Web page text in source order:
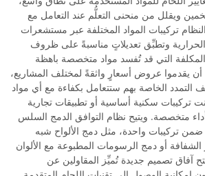
ويقلل من منحنى التعلُّم عند التعامل مع
تركيبات المواد المختلفة عبر مستشعرات
وتطبِّق تعديلاتٍ مناسبةً على ظروف
المكلفة التي قد تُفسد مواد متخصصة باهظة
أن يقدموا عروض أسعارٍ واثقةً لمختلف المشاريع،
التمدد الخاصة بهم ستتعامل بكفاءة مع أي مواد
تركيبات سكنية أساسية أو تطبيقات تجارية
متخصصة. ويتيح نظام التوافق الدمج السلس
ضمن تركيبات واحدة، مثل دمج الألواح شبه
الشفافة أو دمج الرسومات المطبوعة مع الألوان
آفاق تصميم جديدة تُميِّز المقاولين عن